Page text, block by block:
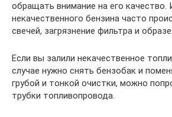
обращать внимание на его качество.
некачественного бензина часто
свечей, загрязнение фильтра и
Если вы залили некачественное
случае нужно снять бензобак и
грубой и тонкой очистки, можно
трубки топливопровода.